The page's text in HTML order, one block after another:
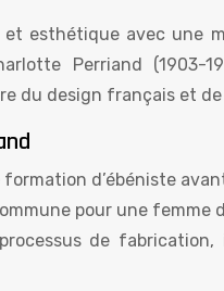
esthétique avec une
Perriand (1903-
du design français et
d’ébéniste
pour une femme
de